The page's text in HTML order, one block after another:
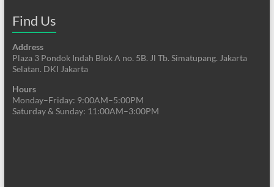
Find Us
Address
Plaza 3 Pondok Indah Blok A no. 5B. Jl Tb. Simatupang. Jakarta
Selatan. DKI Jakarta
Hours
Monday–Friday: 9:00AM–5:00PM
Saturday & Sunday: 11:00AM–3:00PM